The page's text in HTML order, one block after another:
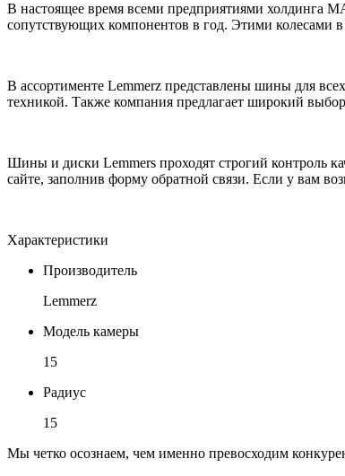
В настоящее время всеми предприятиями холдинга
сопутствующих компонентов в год. Этими колесами
В ассортименте Lemmerz представлены шины для
техникой. Также компания предлагает широкий
Шины и диски Lemmers проходят строгий контроль
сайте, заполнив форму обратной связи. Если у вам
Характеристики
Производитель
Lemmerz
Модель камеры
15
Радиус
15
Мы четко осознаем, чем именно превосходим